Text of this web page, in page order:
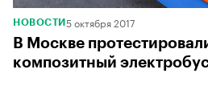
НОВОСТИ 5 октября 2017
В Москве
композитный